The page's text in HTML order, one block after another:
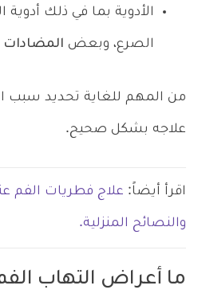
الأدوية بما في ذلك
الصرع، وبعض المضادات
من المهم للغاية تحديد سبب
علاجه بشكل صحيح.
اقرأ أيضاً: علاج فطريات الفم
والنصائح المنزلية.
ما أعراض التهاب